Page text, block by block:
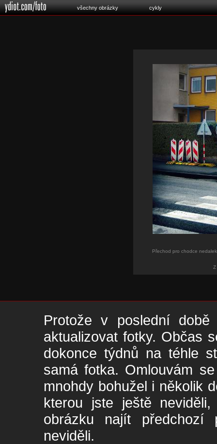
všechny obrázky cykly
Přechod pro chodce
Protože v poslední
aktualizovat fotky. Občas
dokonce týdnů na téhle
samá fotka. Omlouvám
mnohdy bohužel i několik
kterou jste ještě
obrázku najít
neviděli.